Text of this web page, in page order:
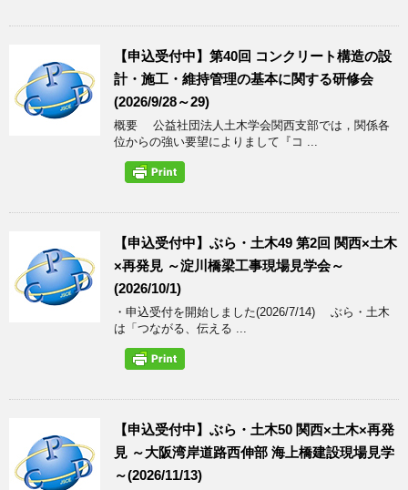
【申込受付中】第40回 コンクリート構造の設
計・施工・維持管理の基本に関する研修会
(2026/9/28～29)
概要 公益社団法人土木学会関西支部では，関係各
位からの強い要望によりまして『コ ...
【申込受付中】ぶら・土木49 第2回 関西×土木
×再発見 ～淀川橋梁工事現場見学会～
(2026/10/1)
・申込受付を開始しました(2026/7/14) ぶら・土木
は「つながる、伝える ...
【申込受付中】ぶら・土木50 関西×土木×再発
見 ～大阪湾岸道路西伸部 海上橋建設現場見学
～(2026/11/13)